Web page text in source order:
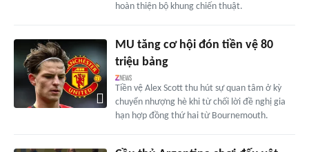
hoàn thiện bộ khung chiến thuật.
MU tăng cơ hội đón tiền vệ 80
triệu bảng
Tiền vệ Alex Scott thu hút sự quan tâm ở kỳ
chuyển nhượng hè khi từ chối lời đề nghị gia
hạn hợp đồng thứ hai từ Bournemouth.